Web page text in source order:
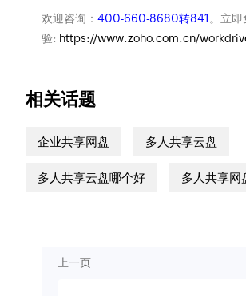
欢迎咨询： 400-660-8680转841 。立即
验: https://www.zoho.com.cn/
相关话题
企业共享网盘 多人共享云盘
多人共享云盘哪个好 多人共享网
上一页